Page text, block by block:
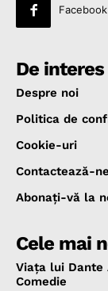
Facebook
De interes
Despre noi
Politica de
Cookie-uri
Contactează-
Abonaţi-vă la
Cele mai
Viața lui Dante
Comedie